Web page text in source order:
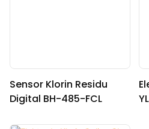
Sensor Klorin Residu
Digital BH-485-FCL